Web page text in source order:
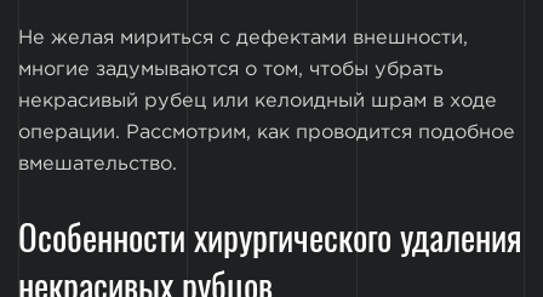
Не желая мириться с дефектами внешности,
многие задумываются о том, чтобы убрать
некрасивый рубец или келоидный шрам в ходе
операции. Рассмотрим, как проводится подобное
вмешательство.
Особенности хирургического удаления
некрасивых рубцов